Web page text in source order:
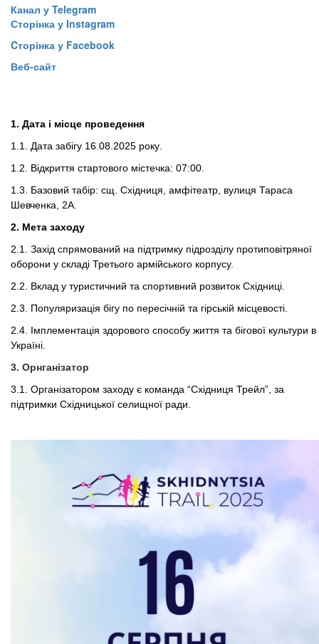
Канал у Telegram
Сторінка у Instagram
Cторінка у Facebook
Веб-сайт
1. Дата і місце проведення
1.1. Дата забігу 16 .08 .2025 року
1.2. Відкриття стартового містечка: 07:00
1.3. Базовий табір: сщ Східниця , амфітеатр, вулиця Тараса
Шевченка, 2А.
2. Мета заходу
2.1.
Захід спрямований на підтримку підрозділу протиповітряної
оборони у складі Третього армійського корпусу.
2.2. Вклад у туристичний та спортивний розвиток Східниці.
2.3. Популяризація бігу по пересічній та гірській місцевості
2.4. Імплементація здорового способу життя та бігової культури в
Україні.
3. Орнганізатор
3.1. Організатором заходу є команда “Східниця Трейл”, за
підтримки Східницької селищної ради.